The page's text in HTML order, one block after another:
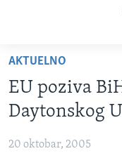
glavni
sadržaj
Pređi
na
glavnu
VIDEO
FOTOGRAFIJE DANA
VIJESTI
AKTUELNO
EU poziva
Daytonskog
20 oktobar, 2005